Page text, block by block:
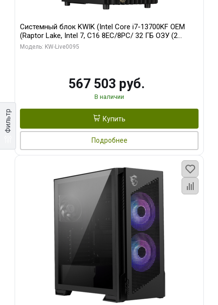
Фильтр
Системный блок KWIK (Intel Core i7-13700KF OEM
(Raptor Lake, Intel 7, C16 8EC/8PC/ 32 ГБ ОЗУ (2
модуля)/ Afox RTX4090 24GB GDDR6X 384-Bit 3xDP
Модель: KW-Live0095
567 503 руб.
В наличии
Купить
Подробнее